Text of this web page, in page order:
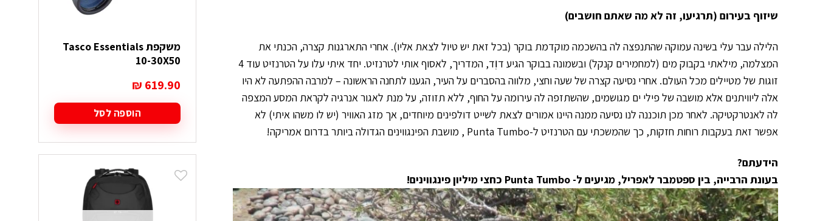
שיזוף בעירום (תרגיעו, זה לא מה שאתם חושבים)
הלילה עבר עלי בשינה עמוקה שהתנפצה לה בהשכמה מוקדמת בוקר (בכל זאת יש טיול לצאת אליו). אחרי התארגנות קצרה, הכנתי את
המצלמה, מילאתי בקבוק מים (למחמירים קנקל) ובשמונה בבוקר הגיע דוׅד, המדריך, לאסוף אותי לטרנזיט. יחד איתי עלו על הטרנזיט עוד 4
זוגות של מטיילים מכל העולם. אחרי נסיעה קצרה של שעה וחצי, מלווה בהסברים על העיר, הגענו לתחנה הראשונה – למרבה ההפתעה לא היו
אלה ליוויתנים אלא מושבה של פילי ים מגושמים, שהשתזפה לה עירומה על החוף, ללא תזוזה, על מנת לאגור אנרגיה לקראת המסע המצפה
לה לאנטרקטיקה. לאחר מכן תוכננה לנו נסיעה ממנה היינו אמורים לצאת לשייט דולפינים מיוחדים, אך מזג האוויר (יש לו משהו איתי) לא
אפשר זאת בעקבות רוחות חזקות, כך שהמשכתי עם הטרנזיט ל-Punta Tumbo , מושבת הפינגווינים הגדולה ביותר בדרום אמריקה!
הידעתם?
בעונת הרבייה, בין ספטמבר לאפריל, מגיעים ל- Punta Tumbo כחצי מיליון פינגווינים!
משקפת Tasco Essentials
10-30X50
₪ 619.90
הוספה לסל